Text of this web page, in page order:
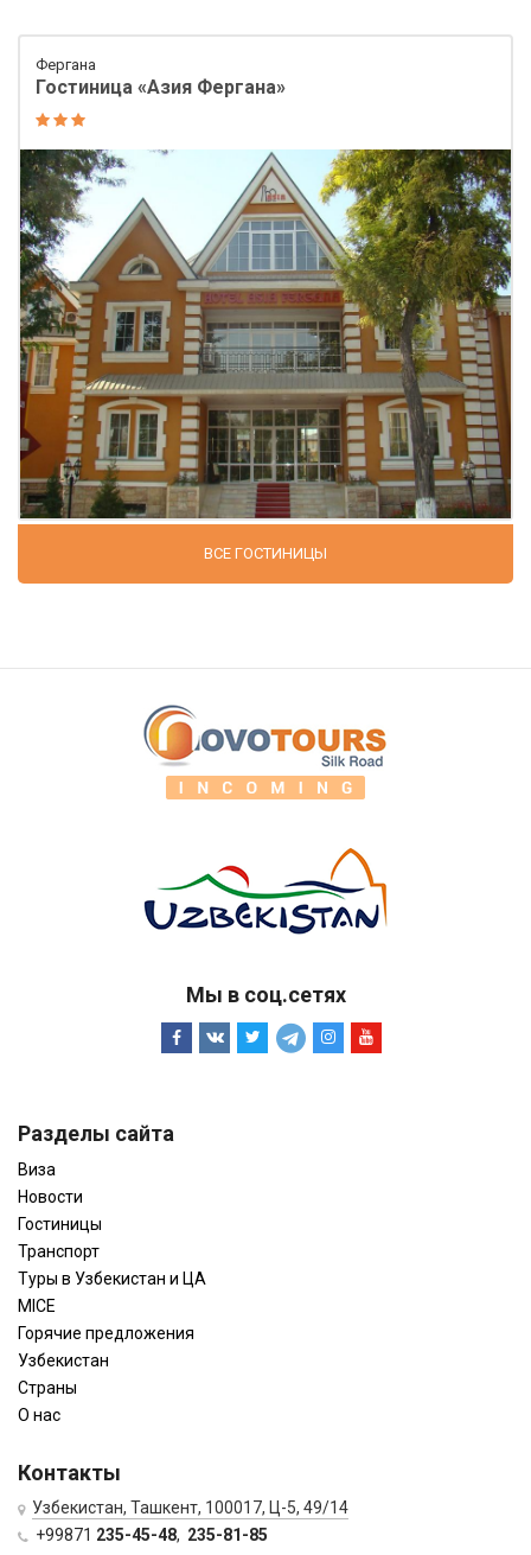
Фергана
Гостиница «Азия Фергана»
ВСЕ ГОСТИНИЦЫ
Мы в соц.сетях
Разделы сайта
Виза
Новости
Гостиницы
Транспорт
Туры в Узбекистан и ЦА
MICE
Горячие предложения
Узбекистан
Страны
О нас
Контакты
Узбекистан, Ташкент, 100017, Ц-5, 49/14
+99871 235-45-48, 235-81-85